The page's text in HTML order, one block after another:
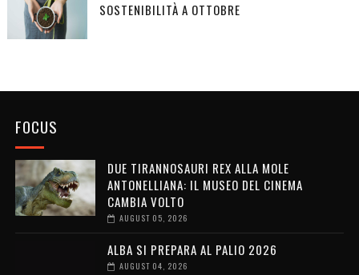
SOSTENIBILITÀ A OTTOBRE
FOCUS
DUE TIRANNOSAURI REX ALLA MOLE
ANTONELLIANA: IL MUSEO DEL CINEMA
CAMBIA VOLTO
AUGUST 05, 2026
ALBA SI PREPARA AL PALIO 2026
AUGUST 04, 2026